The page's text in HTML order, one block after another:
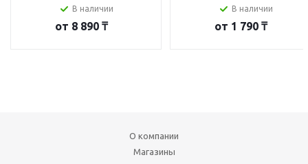
В наличии
от 8 890 ₸
В наличии
от 1 790 ₸
О компании
Магазины